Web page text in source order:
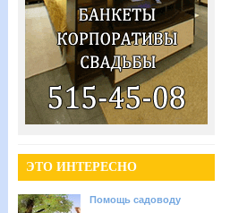
ЭТО ИНТЕРЕСНО
Помощь садоводу